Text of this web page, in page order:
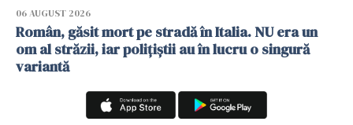
06 AUGUST 2026
Român, găsit mort pe stradă în Italia. NU era un
om al străzii, iar polițiștii au în lucru o singură
variantă